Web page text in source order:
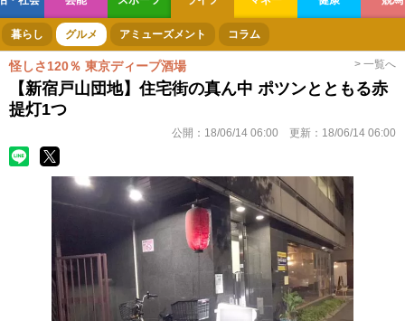
ボートレース 競輪 オートレース
暮らし グルメ アミューズメント コラム
怪しさ120％ 東京ディープ酒場 > 一覧へ
【新宿戸山団地】住宅街の真ん中 ポツンとともる赤
提灯1つ
公開： 18/06/14 06:00 更新： 18/06/14 06:00